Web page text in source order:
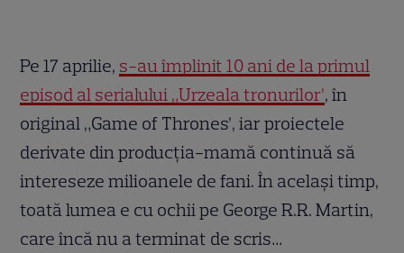
Pe 17 aprilie, s-au împlinit 10 ani de la primul
episod al serialului „Urzeala tronurilor’, în
original „Game of Thrones’, iar proiectele
derivate din producția-mamă continuă să
intereseze milioanele de fani. În același timp,
toată lumea e cu ochii pe George R.R. Martin,
care încă nu a terminat de scris…